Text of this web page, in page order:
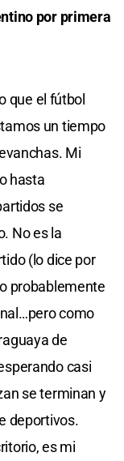
por primera
que el fútbol
un tiempo
Mi
hasta
se
No es la
(lo dice por
probablemente
como
de
casi
se terminan y
deportivos.
es mi